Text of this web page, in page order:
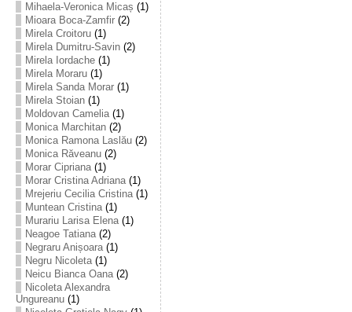
Mihaela-Veronica Micaș (1)
Mioara Boca-Zamfir(2)
Mirela Croitoru(1)
Mirela Dumitru-Savin(2)
Mirela Iordache(1)
Mirela Moraru(1)
Mirela Sanda Morar(1)
Mirela Stoian(1)
Moldovan Camelia(1)
Monica Marchitan(2)
Monica Ramona Laslău(2)
Monica Răveanu(2)
Morar Cipriana(1)
Morar Cristina Adriana(1)
Mrejeriu Cecilia Cristina(1)
Muntean Cristina(1)
Murariu Larisa Elena(1)
Neagoe Tatiana(2)
Negraru Anișoara(1)
Negru Nicoleta(1)
Neicu Bianca Oana(2)
Nicoleta Alexandra
Ungureanu(1)